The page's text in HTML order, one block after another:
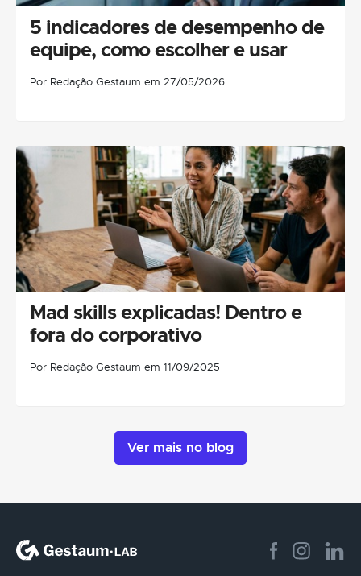
5 indicadores de desempenho de
equipe, como escolher e usar
Por Redação Gestaum em 27/05/2026
Mad skills explicadas! Dentro e
fora do corporativo
Por Redação Gestaum em 11/09/2025
Ver mais no blog